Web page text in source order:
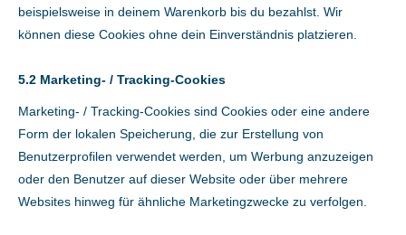
beispielsweise in deinem Warenkorb bis du bezahlst. Wir
können diese Cookies ohne dein Einverständnis platzieren.
5.2 Marketing- / Tracking-Cookies
Marketing- / Tracking-Cookies sind Cookies oder eine andere
Form der lokalen Speicherung, die zur Erstellung von
Benutzerprofilen verwendet werden, um Werbung anzuzeigen
oder den Benutzer auf dieser Website oder über mehrere
Websites hinweg für ähnliche Marketingzwecke zu verfolgen.